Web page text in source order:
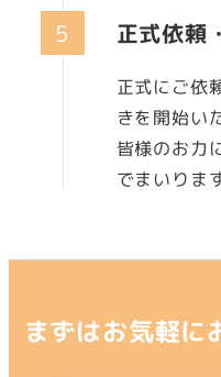
正式依頼
正式にご依
きを開始い
皆様のお力
でまいります
まずはお気軽に